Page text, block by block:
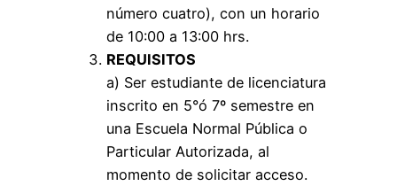
número cuatro), con un horario
de 10:00 a 13:00 hrs.
REQUISITOS
a) Ser estudiante de licenciatura
inscrito en 5°ó 7º semestre en
una Escuela Normal Pública o
Particular Autorizada, al
momento de solicitar acceso.